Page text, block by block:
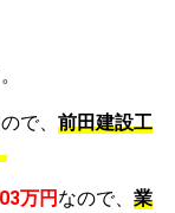
で、 前田建設工
万円 なので、 業